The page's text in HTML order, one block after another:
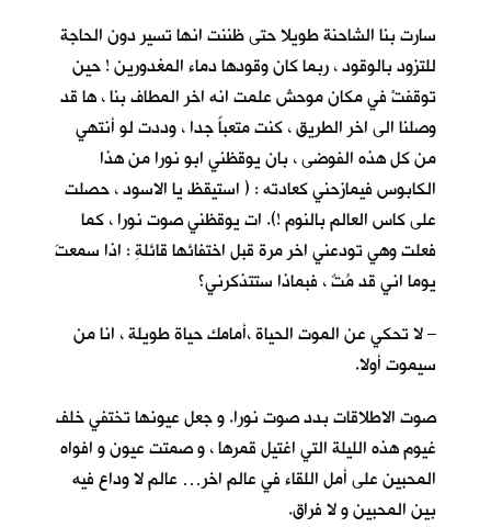
سارت بنا الشاحنة طويلا حتى ظننت انها تسير دون الحاجة
للتزود بالوقود ، ربما كان وقودها دماء المغدورين ! حين
توقفتْ في مكان موحش علمت انه اخر المطاف بنا ، ها قد
وصلنا الى اخر الطريق ، كنت متعباً جدا ، وددت لو أنتهي
من كل هذه الفوضى ، بان يوقظني ابو نورا من هذا
الكابوس فيمازحني كعادته : ( استيقظ يا الاسود ، حصلت
على كاس العالم بالنوم !). ات يوقظني صوت نورا ، كما
فعلت وهي تودعني اخر مرة قبل اختفائها قائلةِ : اذا سمعتَ
يوما اني قد مُتٌ ، فبماذا ستتذكرني؟
– لا تحكي عن الموت الحياة ،أمامك حياة طويلة ، انا من
سيموت أولا.
صوت الاطلاقات بدد صوت نورا. و جعل عيونها تختفي خلف
غيوم هذه الليلة التي اغتيل قمرها ، و صمتت عيون و افواه
المحبين على أمل اللقاء في عالم اخر… عالم لا وداع فيه
بين المحبين و لا فراق.